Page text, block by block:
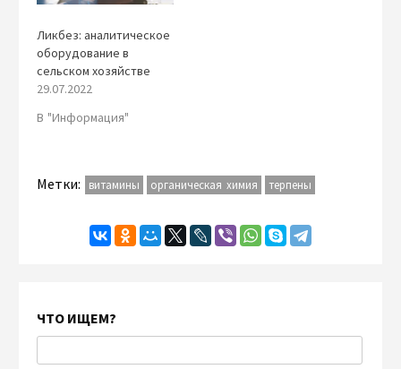
Ликбез: аналитическое
оборудование в
сельском хозяйстве
29.07.2022
В "Информация"
Метки: витамины органическая химия терпены
ЧТО ИЩЕМ?